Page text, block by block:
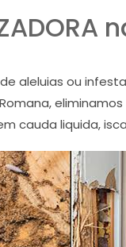
aleluias ou
cauda liquida,